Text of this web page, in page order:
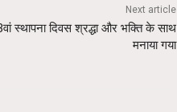
Next article
स्थापना दिवस श्रद्धा और भक्ति के साथ
मनाया गया